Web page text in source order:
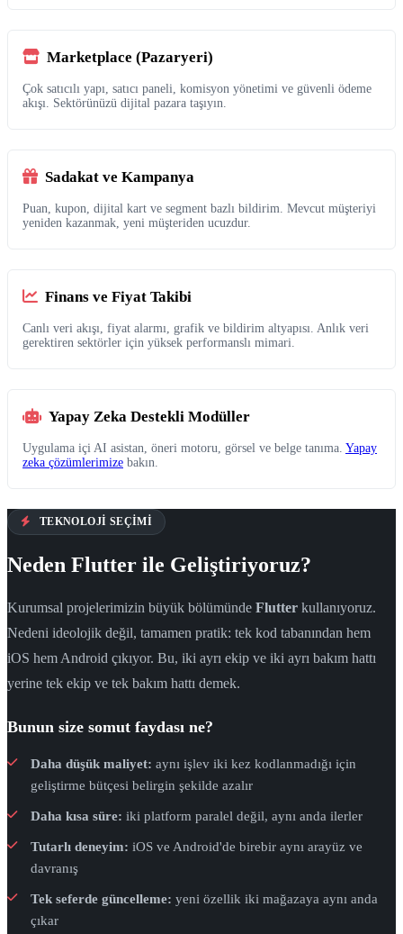
Marketplace (Pazaryeri)
Çok satıcılı yapı, satıcı paneli, komisyon yönetimi ve güvenli ödeme
akışı. Sektörünüzü dijital pazara taşıyın.
Sadakat ve Kampanya
Puan, kupon, dijital kart ve segment bazlı bildirim. Mevcut müşteriyi
yeniden kazanmak, yeni müşteriden ucuzdur.
Finans ve Fiyat Takibi
Canlı veri akışı, fiyat alarmı, grafik ve bildirim altyapısı. Anlık veri
gerektiren sektörler için yüksek performanslı mimari.
Yapay Zeka Destekli Modüller
Uygulama içi AI asistan, öneri motoru, görsel ve belge tanıma. Yapay
zeka çözümlerimize bakın.
TEKNOLOJI SEÇIMI
Neden Flutter ile Geliştiriyoruz?
Kurumsal projelerimizin büyük bölümünde Flutter kullanıyoruz.
Nedeni ideolojik değil, tamamen pratik: tek kod tabanından hem
iOS hem Android çıkıyor. Bu, iki ayrı ekip ve iki ayrı bakım hattı
yerine tek ekip ve tek bakım hattı demek.
Bunun size somut faydası ne?
Daha düşük maliyet: aynı işlev iki kez kodlanmadığı için
geliştirme bütçesi belirgin şekilde azalır
Daha kısa süre: iki platform paralel değil, aynı anda ilerler
Tutarlı deneyim: iOS ve Android'de birebir aynı arayüz ve
davranış
Tek seferde güncelleme: yeni özellik iki mağazaya aynı anda
çıkar